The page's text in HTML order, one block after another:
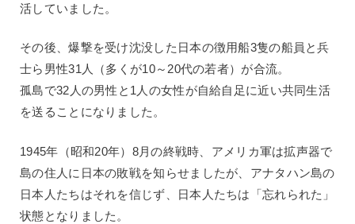
活していました。
その後、爆撃を受け沈没した日本の徴用船3隻の船員と兵
士ら男性31人（多くが10～20代の若者）が合流。
孤島で32人の男性と1人の女性が自給自足に近い共同生活
を送ることになりました。
1945年（昭和20年）8月の終戦時、アメリカ軍は拡声器で
島の住人に日本の敗戦を知らせましたが、アナタハン島の
日本人たちはそれを信じず、日本人たちは「忘れられた」
状態となりました。